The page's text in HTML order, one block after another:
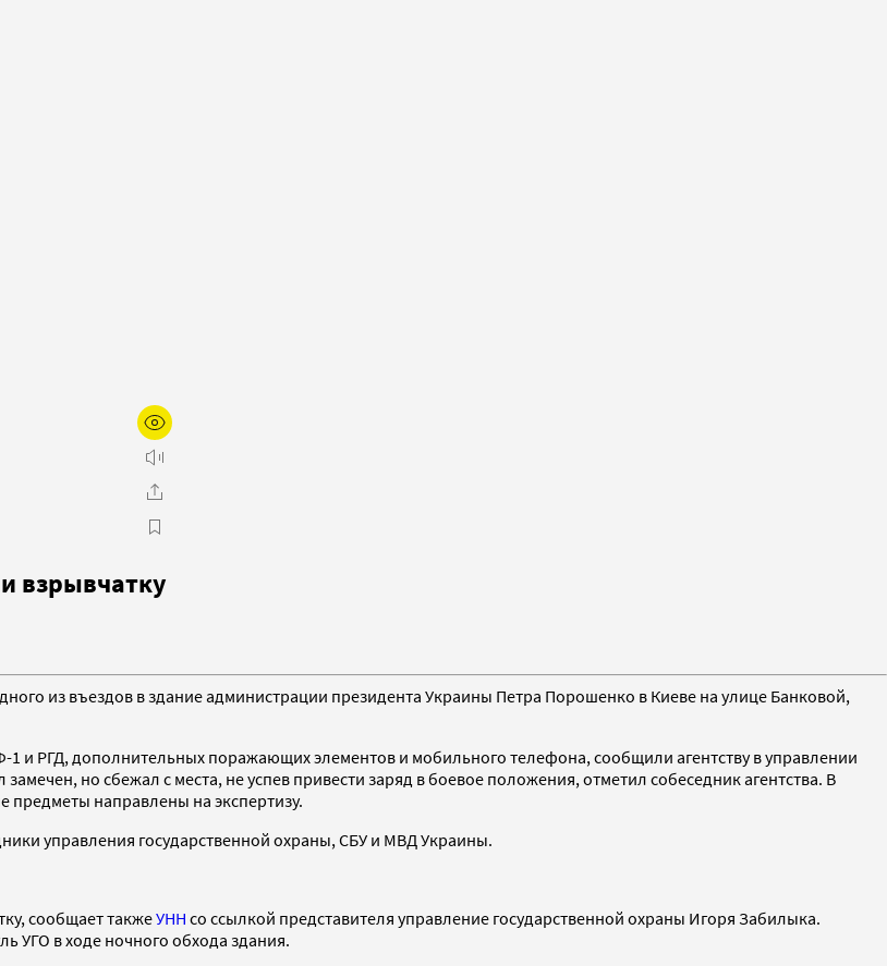
взрывчатку
из въездов в здание администрации президента Украины Петра Порошенко в Киеве на улице Банковой,
и РГД, дополнительных поражающих элементов и мобильного телефона, сообщили агентству в управлении
но сбежал с места, не успев привести заряд в боевое положения, отметил собеседник агентства. В
направлены на экспертизу.
управления государственной охраны, СБУ и МВД Украины.
сообщает такжеУНН со ссылкой представителя управление государственной охраны Игоря Забилыка.
УГО в ходе ночного обхода здания.